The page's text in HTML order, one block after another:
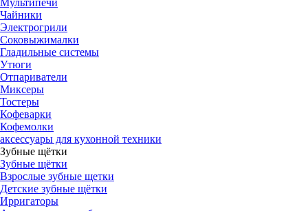
Мультипечи
Чайники
Электрогрили
Соковыжималки
Гладильные системы
Утюги
Отпариватели
Миксеры
Тостеры
Кофеварки
Кофемолки
аксессуары для кухонной техники
Зубные щётки
Зубные щётки
Взрослые зубные щетки
Детские зубные щётки
Ирригаторы